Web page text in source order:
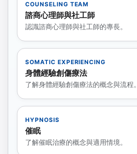
COUNSELING TEAM
諮商心理師與社工師
認識諮商心理師與社工師的專長。
SOMATIC EXPERIENCING
身體經驗創傷療法
了解身體經驗創傷療法的概念與流程。
HYPNOSIS
催眠
了解催眠治療的概念與適用情境。